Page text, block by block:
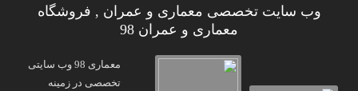
وب سایت تخصصی معماری و عمران , فروشگاه
معماری و عمران 98
معماری 98 وب سایتی
تخصصی در زمینه